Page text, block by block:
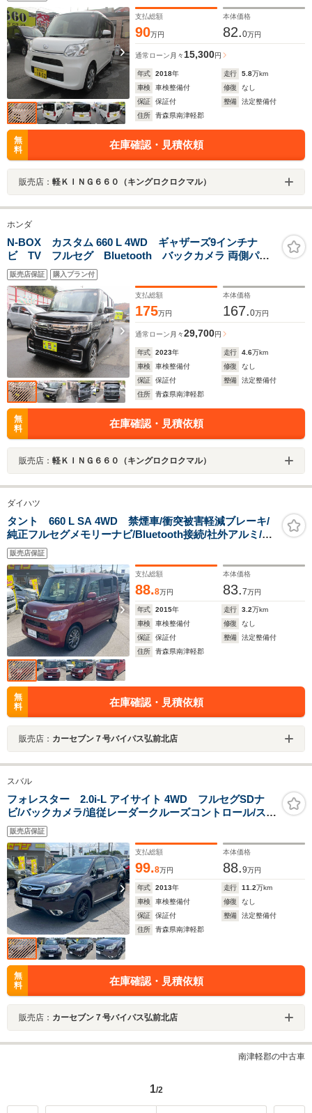
支払総額
90万円
本体価格
82.0万円
通常ローン 月々 15,300円
年式 2018年 走行 5.8万km
車検
車検整備付 修復
なし
保証
保証付 整備
法定整備付
住所
青森県南津軽郡
無
料
在庫確認・見積依頼
販売店： 軽ＫＩＮＧ６６０（キングロクロクマル）
ホンダ
N-BOX カスタム 660 L 4WD ギャザーズ9インチナ
ビ TV フルセグ Bluetooth バックカメラ 両側パワ
ースライドドア ホンダセンシング
販売店保証 購入プラン付
支払総額
175万円
本体価格
167.0万円
通常ローン 月々29,700円
年式 2023年 走行 4.6万km
車検
車検整備付 修復
なし
保証
保証付 整備
法定整備付
住所
青森県南津軽郡
無
料
在庫確認・見積依頼
販売店： 軽ＫＩＮＧ６６０（キングロクロクマル）
ダイハツ
タント 660 L SA 4WD 禁煙車/衝突被害軽減ブレーキ/
純正フルセグメモリーナビ/Bluetooth接続/社外アルミ/ア
イドリングストップ/横滑り防止機能/夏タイヤホイール付
属
販売店保証
支払総額
88.8万円
本体価格
83.7万円
年式 2015年 走行 3.2万km
車検
車検整備付 修復
なし
保証
保証付 整備
法定整備付
住所
青森県南津軽郡
無
料
在庫確認・見積依頼
販売店： カーセブン７号バイパス弘前北店
スバル
フォレスター 2.0i-L アイサイト 4WD フルセグSDナ
ビ/バックカメラ/追従レーダークルーズコントロール/スマ
ートキー/HIDヘッド/ETC/17インチAW/オートライト/オー
トエアコン/シートヒーター/パドルシフト/ステアリングス
イッチ
販売店保証
支払総額
99.8万円
本体価格
88.9万円
年式 2013年 走行 11.2万km
車検
車検整備付 修復
なし
保証
保証付 整備
法定整備付
住所
青森県南津軽郡
無
料
在庫確認・見積依頼
販売店： カーセブン７号バイパス弘前北店
南津軽郡の中古車
1/2